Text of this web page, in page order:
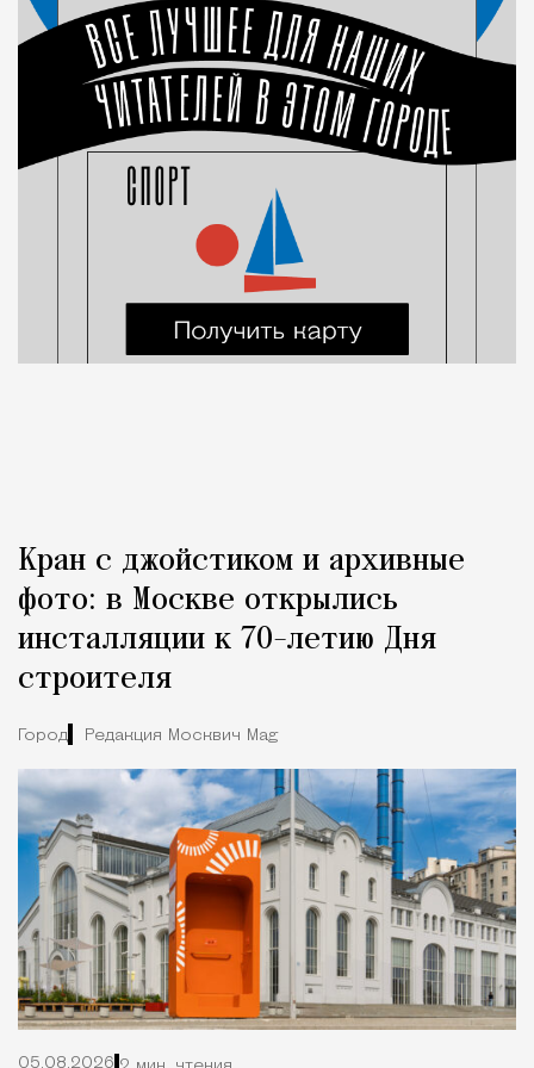
Кран с джойстиком и архивные
фото: в Москве открылись
инсталляции к 70-летию Дня
строителя
Город Редакция Москвич Mag
05.08.2026